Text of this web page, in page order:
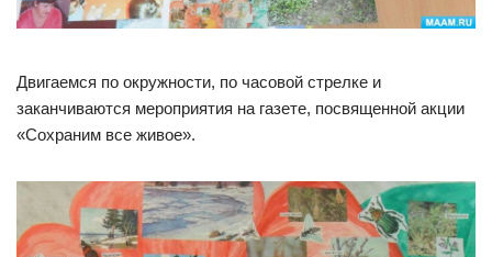
Двигаемся по окружности, по часовой стрелке и
заканчиваются мероприятия на газете, посвященной акции
«Сохраним все живое».